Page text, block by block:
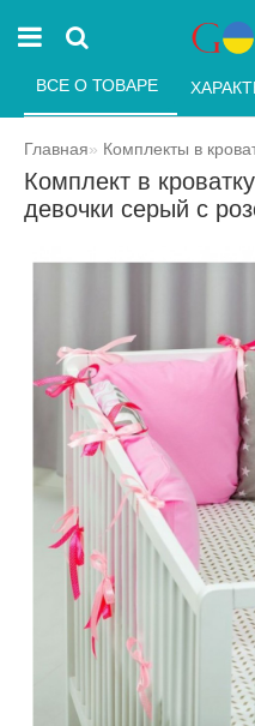
Главная Комплекты в
Комплект в
девочки серый с
ВСЕ О ТОВАРЕ